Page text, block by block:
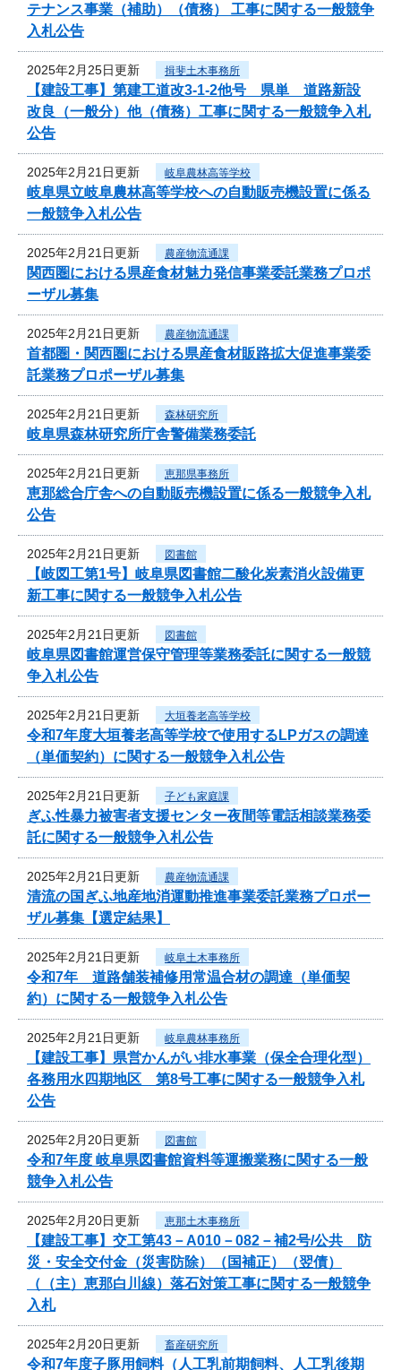
テナンス事業（補助）（債務） 工事に関する一般競争
入札公告
2025年2月25日更新 揖斐土木事務所
【建設工事】第建工道改3-1-2他号 県単 道路新設
改良（一般分）他（債務）工事に関する一般競争入札
公告
2025年2月21日更新 岐阜農林高等学校
岐阜県立岐阜農林高等学校への自動販売機設置に係る
一般競争入札公告
2025年2月21日更新 農産物流通課
関西圏における県産食材魅力発信事業委託業務プロポ
ーザル募集
2025年2月21日更新 農産物流通課
首都圏・関西圏における県産食材販路拡大促進事業委
託業務プロポーザル募集
2025年2月21日更新 森林研究所
岐阜県森林研究所庁舎警備業務委託
2025年2月21日更新 恵那県事務所
恵那総合庁舎への自動販売機設置に係る一般競争入札
公告
2025年2月21日更新 図書館
【岐図工第1号】岐阜県図書館二酸化炭素消火設備更
新工事に関する一般競争入札公告
2025年2月21日更新 図書館
岐阜県図書館運営保守管理等業務委託に関する一般競
争入札公告
2025年2月21日更新 大垣養老高等学校
令和7年度大垣養老高等学校で使用するLPガスの調達
（単価契約）に関する一般競争入札公告
2025年2月21日更新 子ども家庭課
ぎふ性暴力被害者支援センター夜間等電話相談業務委
託に関する一般競争入札公告
2025年2月21日更新 農産物流通課
清流の国ぎふ地産地消運動推進事業委託業務プロポー
ザル募集【選定結果】
2025年2月21日更新 岐阜土木事務所
令和7年 道路舗装補修用常温合材の調達（単価契
約）に関する一般競争入札公告
2025年2月21日更新 岐阜農林事務所
【建設工事】県営かんがい排水事業（保全合理化型）
各務用水四期地区 第8号工事に関する一般競争入札
公告
2025年2月20日更新 図書館
令和7年度 岐阜県図書館資料等運搬業務に関する一般
競争入札公告
2025年2月20日更新 恵那土木事務所
【建設工事】交工第43－A010－082－補2号/公共 防
災・安全交付金（災害防除）（国補正）（翌債）
（（主）恵那白川線）落石対策工事に関する一般競争
入札
2025年2月20日更新 畜産研究所
令和7年度子豚用飼料（人工乳前期飼料、人工乳後期